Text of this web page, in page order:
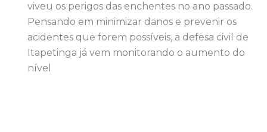
viveu os perigos das enchentes no ano passado.
Pensando em minimizar danos e prevenir os
acidentes que forem possíveis, a defesa civil de
Itapetinga já vem monitorando o aumento do
nível